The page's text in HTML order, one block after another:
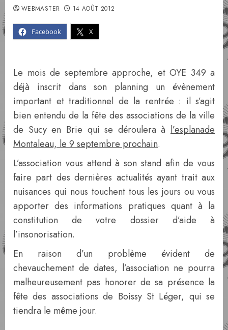
Facebook X
WEBMASTER 14 AOÛT 2012
Le mois de septembre approche, et OYE 349 a
déjà inscrit dans son planning un évènement
important et traditionnel de la rentrée : il s’agit
bien entendu de la fête des associations de la ville
de Sucy en Brie qui se déroulera à l’esplanade
Montaleau, le 9 septembre prochain.
L’association vous attend à son stand afin de vous
faire part des dernières actualités ayant trait aux
nuisances qui nous touchent tous les jours ou vous
apporter des informations pratiques quant à la
constitution de votre dossier d’aide à
l’insonorisation.
En raison d’un problème évident de
chevauchement de dates, l’association ne pourra
malheureusement pas honorer de sa présence la
fête des associations de Boissy St Léger, qui se
tiendra le même jour.